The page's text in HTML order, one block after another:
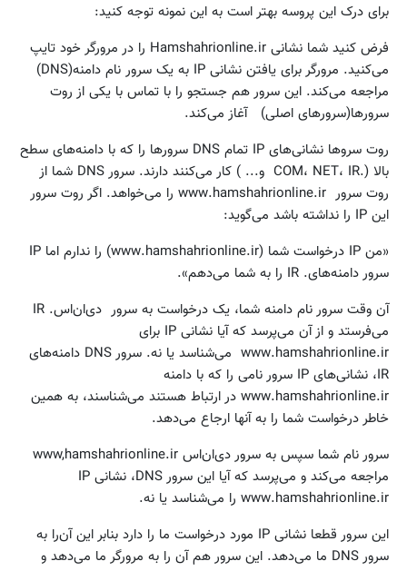
برای درک این پروسه بهتر است به این نمونه توجه کنید:
فرض کنید شما نشانی Hamshahrionline.ir را در مرورگر خود تایپ
می‌کنید. مرورگر برای یافتن نشانی IP به یک سرور نام‌ دامنه(DNS)
مراجعه می‌کند. این سرور هم جستجو را با تماس با یکی از روت
سرورها(سرورهای اصلی) آغاز می‌کند.
روت سروها نشانی‌های IP تمام DNS سرورها را که با دامنه‌های سطح
بالا (.COM، NET، IR و... ) کار می‌کنند دارند. سرور DNS شما از
روت‌ سرور www.hamshahrionline.ir را می‌خواهد. اگر روت سرور
این IP را نداشته باشد می‌گوید:
«من IP درخواست شما (www.hamshahrionline.ir) را ندارم اما IP
سرور دامنه‌های. IR را به شما می‌دهم».
آن وقت سرور نام دامنه شما، یک درخواست به سرور دی‌ان‌اس. IR
می‌فرستد و از آن می‌پرسد که آیا نشانی IP برای
www.hamshahrionline.ir می‌شناسد یا نه. سرور DNS دامنه‌های
IR، نشانی‌های IP سرور نامی را که با دامنه
www.hamshahrionline.ir در ارتباط‌ هستند می‌شناسند، به همین
خاطر درخواست شما را به آنها ارجاع می‌دهد.
مراجعه می‌کند و می‌پرسد که آیا این سرور DNS، نشانی IP
www.hamshahrionline.ir را می‌شناسد یا نه.
این سرور قطعا نشانی IP مورد درخواست ما را دارد بنابر این آن‌را به
سرور DNS ما می‌دهد. این سرور هم آن را به مرورگر ما می‌دهد و